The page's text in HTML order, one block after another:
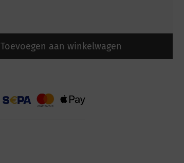
Toevoegen aan winkelwagen